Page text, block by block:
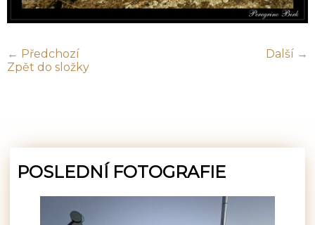
← Předchozí
Další →
Zpět do složky
POSLEDNÍ FOTOGRAFIE